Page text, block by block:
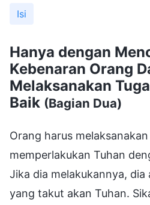
Isi
Hanya dengan
Kebenaran Orang
Melaksanakan
Baik (Bagian Dua)
Orang harus
memperlakukan Tuhan
Jika dia melakukannya, dia
yang takut akan Tuhan.